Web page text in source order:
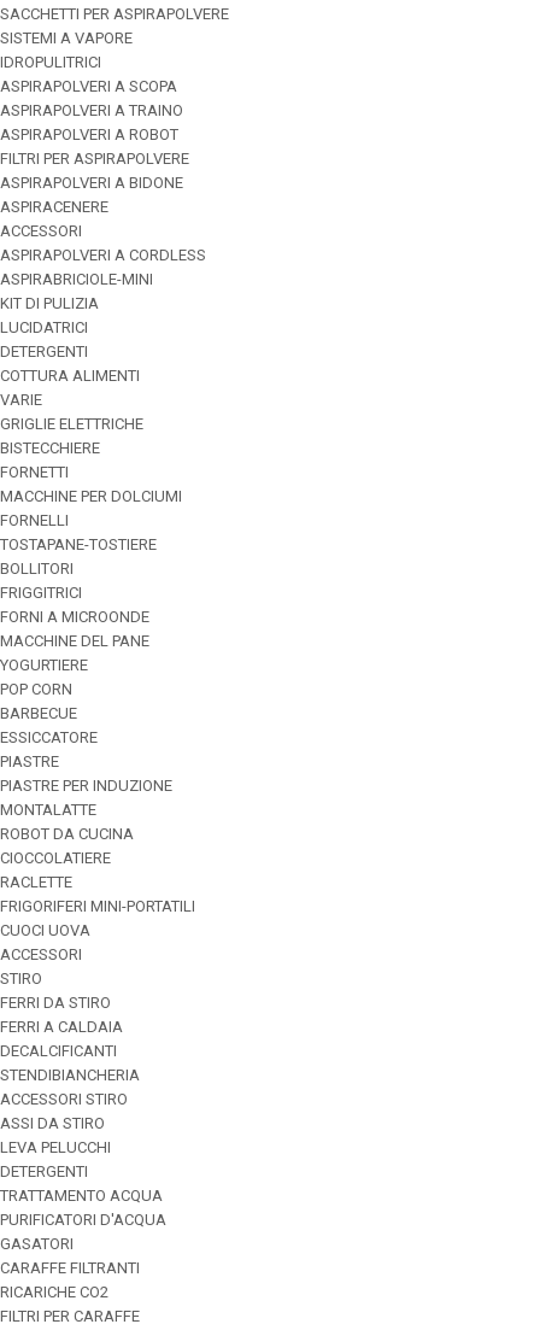
SACCHETTI PER ASPIRAPOLVERE
SISTEMI A VAPORE
IDROPULITRICI
ASPIRAPOLVERI A SCOPA
ASPIRAPOLVERI A TRAINO
ASPIRAPOLVERI A ROBOT
FILTRI PER ASPIRAPOLVERE
ASPIRAPOLVERI A BIDONE
ASPIRACENERE
ACCESSORI
ASPIRAPOLVERI A CORDLESS
ASPIRABRICIOLE-MINI
KIT DI PULIZIA
LUCIDATRICI
DETERGENTI
COTTURA ALIMENTI
VARIE
GRIGLIE ELETTRICHE
BISTECCHIERE
FORNETTI
MACCHINE PER DOLCIUMI
FORNELLI
TOSTAPANE-TOSTIERE
BOLLITORI
FRIGGITRICI
FORNI A MICROONDE
MACCHINE DEL PANE
YOGURTIERE
POP CORN
BARBECUE
ESSICCATORE
PIASTRE
PIASTRE PER INDUZIONE
MONTALATTE
ROBOT DA CUCINA
CIOCCOLATIERE
RACLETTE
FRIGORIFERI MINI-PORTATILI
CUOCI UOVA
ACCESSORI
STIRO
FERRI DA STIRO
FERRI A CALDAIA
DECALCIFICANTI
STENDIBIANCHERIA
ACCESSORI STIRO
ASSI DA STIRO
LEVA PELUCCHI
DETERGENTI
TRATTAMENTO ACQUA
PURIFICATORI D'ACQUA
GASATORI
CARAFFE FILTRANTI
RICARICHE CO2
FILTRI PER CARAFFE